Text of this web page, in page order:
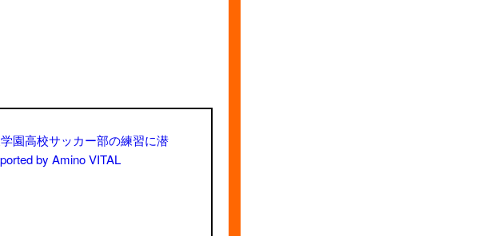
園高校サッカー部の練習に潜
by Amino VITAL